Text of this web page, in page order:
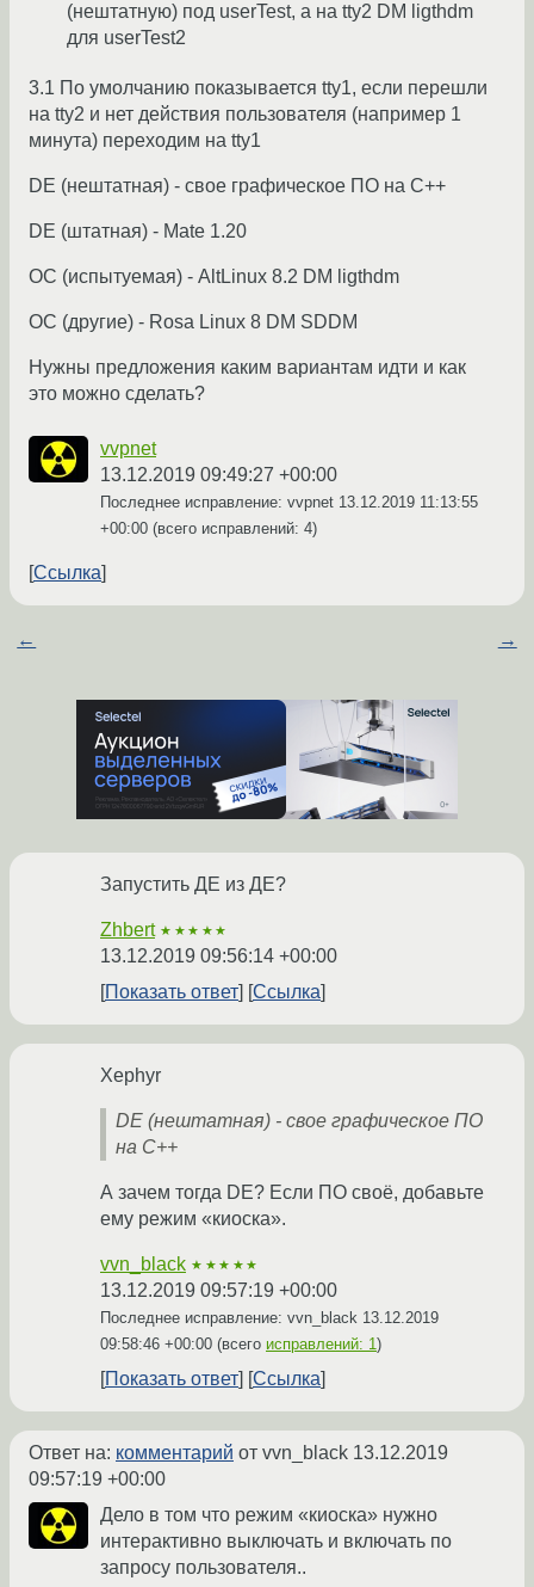
(нештатную) под userTest, а на tty2 DM ligthdm
для userTest2
3.1 По умолчанию показывается tty1, если перешли
на tty2 и нет действия пользователя (например 1
минута) переходим на tty1
DE (нештатная) - свое графическое ПО на С++
DE (штатная) - Mate 1.20
ОС (испытуемая) - AltLinux 8.2 DM ligthdm
ОС (другие) - Rosa Linux 8 DM SDDM
Нужны предложения каким вариантам идти и как
это можно сделать?
vvpnet
13.12.2019 09:49:27 +00:00
Последнее исправление: vvpnet 13.12.2019 11:13:55
+00:00 (всего исправлений: 4)
Ссылка
← →
Запустить ДЕ из ДЕ?
Zhbert ★★★★★
13.12.2019 09:56:14 +00:00
Показать ответ
Ссылка
Xephyr
DE (нештатная) - свое графическое ПО
на С++
А зачем тогда DE? Если ПО своё, добавьте
ему режим «киоска».
vvn_black ★★★★★
13.12.2019 09:57:19 +00:00
Последнее исправление: vvn_black 13.12.2019
09:58:46 +00:00 (всего исправлений: 1)
Показать ответ Ссылка
Ответ на: комментарий от vvn_black 13.12.2019
09:57:19 +00:00
Дело в том что режим «киоска» нужно
интерактивно выключать и включать по
запросу пользователя..